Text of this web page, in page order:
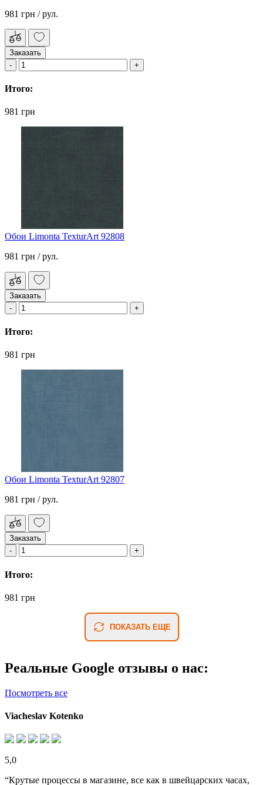
981 грн / рул.
Заказать
Итого:
981 грн
Обои Limonta TexturArt 92808
981 грн / рул.
Заказать
Итого:
981 грн
Обои Limonta TexturArt 92807
981 грн / рул.
Заказать
Итого:
981 грн
ПОКАЗАТЬ ЕЩЕ
Реальные Google отзывы о нас:
Посмотреть все
Viacheslav Kotenko
5,0
“Крутые процессы в магазине, все как в швейцарских часах,